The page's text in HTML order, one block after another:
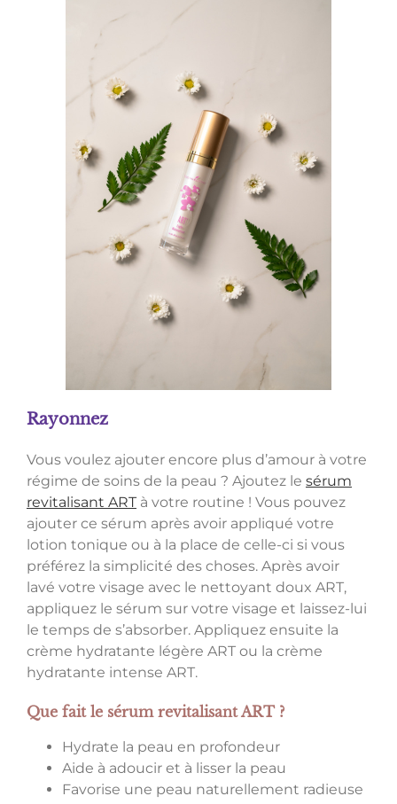
Rayonnez
Vous voulez ajouter encore plus d’amour à votre
régime de soins de la peau ? Ajoutez le sérum
revitalisant ARTà votre routine ! Vous pouvez
ajouter ce sérum après avoir appliqué votre
lotion tonique ou à la place de celle-ci si vous
préférez la simplicité des choses. Après avoir
lavé votre visage avec le nettoyant doux ART,
appliquez le sérum sur votre visage et laissez-lui
le temps de s’absorber. Appliquez ensuite la
crème hydratante légère ART ou la crème
hydratante intense ART.
Que fait le sérum revitalisant ART ?
Hydrate la peau en profondeur
Aide à adoucir et à lisser la peau
Favorise une peau naturellement radieuse